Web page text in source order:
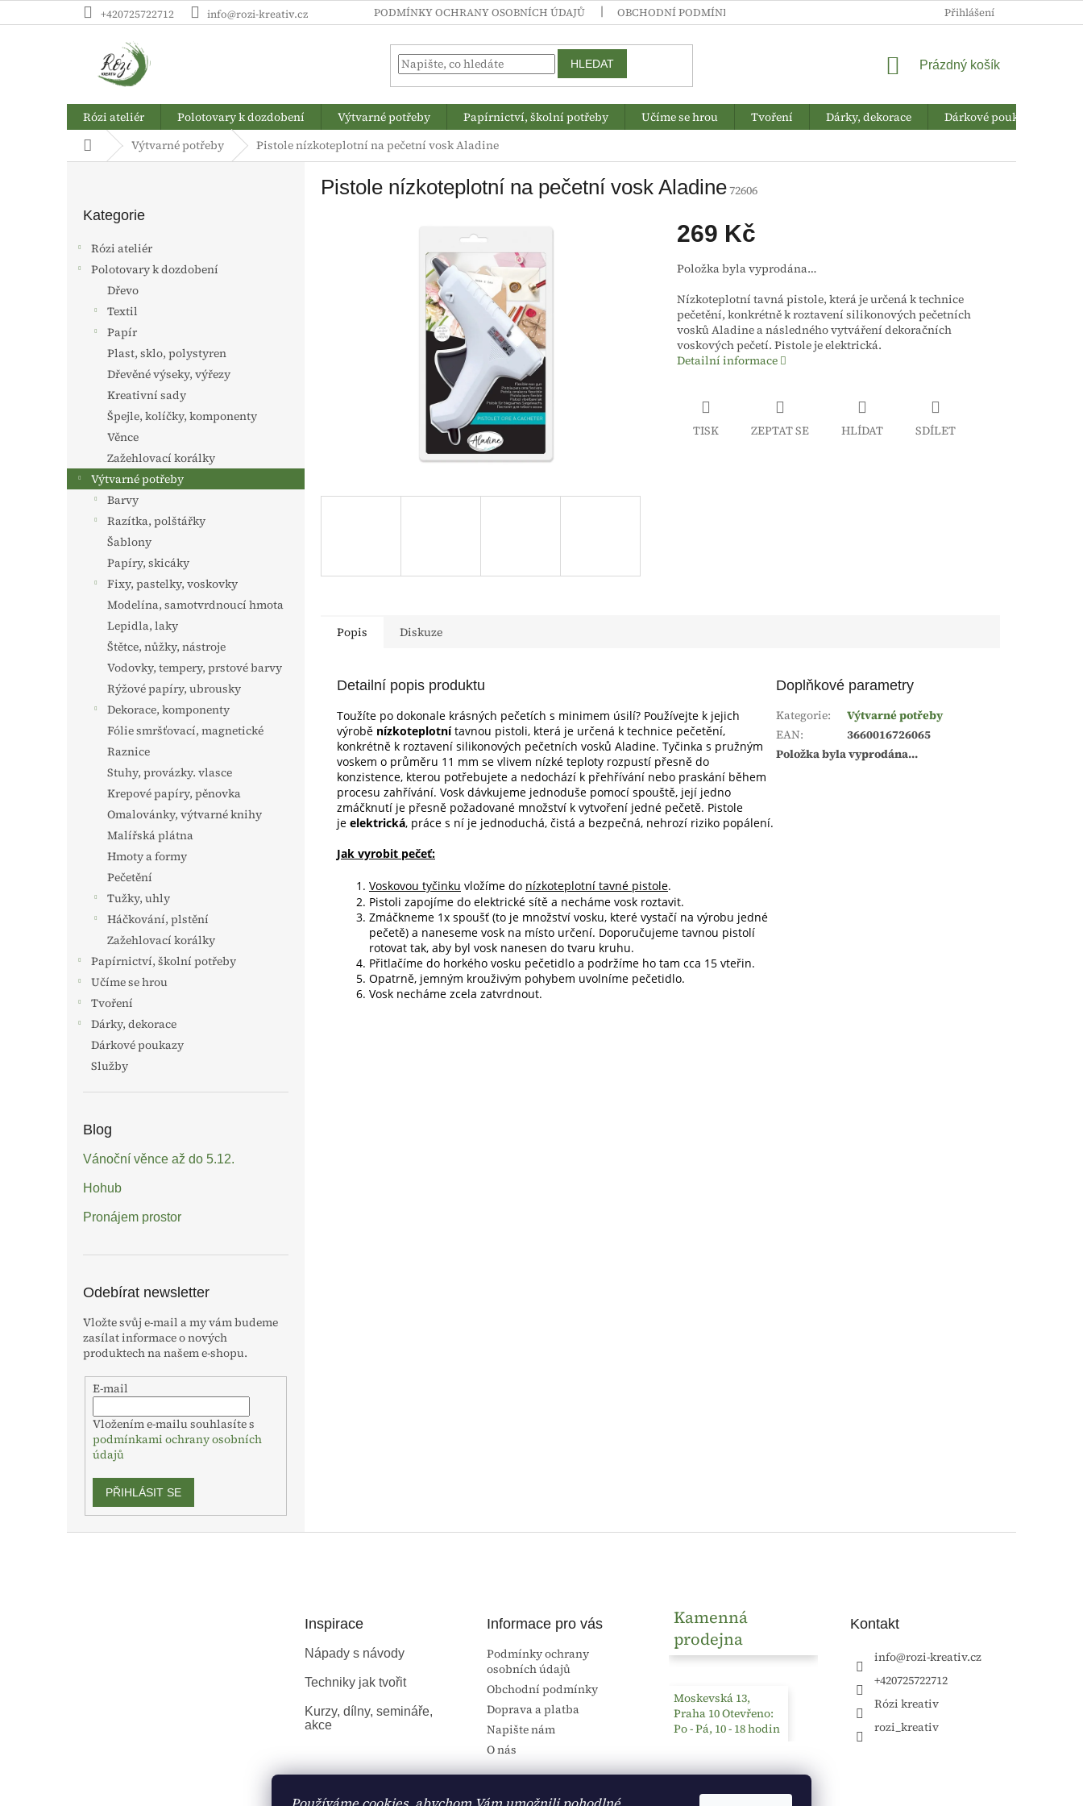
na
+420725722712 info@rozi-kreativ.cz PODMÍNKY OCHRANY OSOBNÍCH ÚDAJŮ OBCHODNÍ PODMÍNKY NAPIŠTE NÁM
Přihlášení
HLEDAT
NÁKUPNÍ
Prázdný košík
Rózi ateliér Polotovary k dozdobení Výtvarné potřeby Papírnictví, školní potřeby Učíme se hrou Tvoření Dárky, dekorace Dárkové poukazy
Domů Výtvarné potřeby Pistole nízkoteplotní na pečetní vosk Aladine
kategorie
Kategorie
Rózi ateliér
Polotovary k dozdobení
Dřevo
Textil
Papír
Plast, sklo, polystyren
Dřevěné výseky, výřezy
Kreativní sady
Špejle, kolíčky, komponenty
Věnce
Zažehlovací korálky
Výtvarné potřeby
Barvy
Razítka, polštářky
Šablony
Papíry, skicáky
Fixy, pastelky, voskovky
Modelína, samotvrdnoucí hmota
Lepidla, laky
Štětce, nůžky, nástroje
Vodovky, tempery, prstové barvy
Rýžové papíry, ubrousky
Dekorace, komponenty
Fólie smršťovací, magnetické
Raznice
Stuhy, provázky. vlasce
Krepové papíry, pěnovka
Omalovánky, výtvarné knihy
Malířská plátna
Hmoty a formy
Pečetění
Tužky, uhly
Háčkování, plstění
Zažehlovací korálky
Papírnictví, školní potřeby
Učíme se hrou
Tvoření
Dárky, dekorace
Dárkové poukazy
Služby
Blog
Vánoční věnce až do 5.12.
Hohub
Pronájem prostor
Odebírat newsletter
Vložte svůj e-mail a my vám budeme
zasílat informace o nových
produktech na našem e-shopu.
E-mail
Vložením e-mailu souhlasíte s
podmínkami ochrany osobních
údajů
PŘIHLÁSIT SE
Pistole nízkoteplotní na pečetní vosk Aladine72606
269 Kč
Měrná
cena:
Položka byla vyprodána…
Nízkoteplotní tavná pistole, která je určená k technice
pečetění, konkrétně k roztavení silikonových pečetních
vosků Aladine a následného vytváření dekoračních
voskových pečetí. Pistole je elektrická.
Detailní informace
TISK ZEPTAT SE HLÍDAT SDÍLET
Popis Diskuze
Detailní popis produktu
Toužíte po dokonale krásných pečetích s minimem úsilí? Používejte k jejich
výrobě nízkoteplotní tavnou pistoli, která je určená k technice pečetění,
konkrétně k roztavení silikonových pečetních vosků Aladine. Tyčinka s pružným
voskem o průměru 11 mm se vlivem nízké teploty rozpustí přesně do
konzistence, kterou potřebujete a nedochází k přehřívání nebo praskání během
procesu zahřívání. Vosk dávkujeme jednoduše pomocí spouště, její jedno
zmáčknutí je přesně požadované množství k vytvoření jedné pečetě. Pistole
je elektrická, práce s ní je jednoduchá, čistá a bezpečná, nehrozí riziko popálení.
Jak vyrobit pečeť:
Voskovou tyčinku vložíme do nízkoteplotní tavné pistole.
Pistoli zapojíme do elektrické sítě a necháme vosk roztavit.
Zmáčkneme 1x spoušť (to je množství vosku, které vystačí na výrobu jedné
pečetě) a naneseme vosk na místo určení. Doporučujeme tavnou pistolí
rotovat tak, aby byl vosk nanesen do tvaru kruhu.
Přitlačíme do horkého vosku pečetidlo a podržíme ho tam cca 15 vteřin.
Opatrně, jemným krouživým pohybem uvolníme pečetidlo.
Vosk necháme zcela zatvrdnout.
Doplňkové parametry
Kategorie:
Výtvarné potřeby
EAN:
3660016726065
Položka byla vyprodána…
Inspirace
Nápady s návody
Techniky jak tvořit
Kurzy, dílny, semináře,
akce
Informace pro vás
Podmínky ochrany
osobních údajů
Obchodní podmínky
Doprava a platba
Napište nám
O nás
Kamenná
prodejna
Moskevská 13,
Praha 10 Otevřeno:
Po - Pá, 10 - 18 hodin
Kontakt
info@rozi-kreativ.cz
+420725722712
Rózi kreativ
rozi_kreativ